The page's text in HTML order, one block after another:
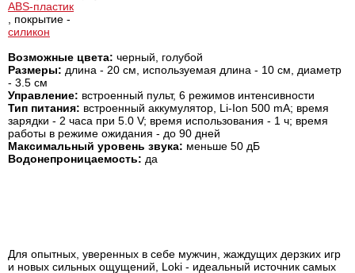
ABS-пластик
, покрытие -
силикон
Возможные цвета: черный, голубой
Размеры: длина - 20 см, используемая длина - 10 см, диаметр
- 3.5 см
Управление: встроенный пульт, 6 режимов интенсивности
Тип питания: встроенный аккумулятор, Li-Ion 500 mA; время
зарядки - 2 часа при 5.0 V; время использования - 1 ч; время
работы в режиме ожидания - до 90 дней
Максимальный уровень звука: меньше 50 дБ
Водонепроницаемость: да
Для опытных, уверенных в себе мужчин, жаждущих дерзких игр
и новых сильных ощущений, Loki - идеальный источник самых